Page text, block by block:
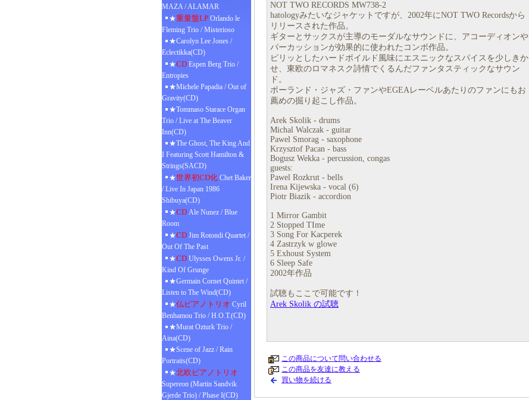
MAZA / ALAMAR
★重量盤LP Orlando le
Fleming Trio / Misterioso
★Carolyn Lee Jones /
Eclectikka(CD)
★CD Espen Berg Trio /
Entropies
★Michele Papadia / Out of
Gravity(CD)
★Tommaso Starace Organ
Trio / Live at The Beaver
Inn(CD)
★The Ghost, The King And
I Featuring Scott Hamilton &
Strings(SACD)
★世界初CD化 Chet Baker
/ Live In Japan 1986
Shibuya(CD)
★CD Ale Nunez / Blue
Room
★CD Jim Rotondi Quartet /
Out Of The Past
★CD Ulysses Owens Jr. /
Kind Of Grunge
★Germain Cornet Quintet /
Listen to The Wind(CD)
★仏ピアノトリオ Cyril
Benhamou Trio / H.O.T.(CD)
★Murat Ozturk Trio /
Aina(CD)
★Scene of Jazz / Rain
Portraits(CD)
★北欧ピアノトリオ
Supereon (Martin Sandvik
Gjerde Trio) / Phase I(CD)
NOT TWO RECORDS MW738-2
hatologyみたいなジャケットですが、2002年にNOT TWO Recordsから
リリースされた作品。
ギターとサックスが主導のモーダルなサウンドに、アコーディオンや
パーカッションが効果的に使われたコンボ作品。
ピリッとしたハードボイルド風味にエスニックなスパイスを少しきか
せ、東欧のロマネスク詩情でくるんだファンタスティックなサウン
ド。
ポーランド・ジャズ・ファンやEGEAレーベルあたりのファンにもお
薦めの掘り起こし作品。
Arek Skolik - drums
Michal Walczak - guitar
Pawel Smorag - saxophone
Krzysztof Pacan - bass
Bogusz Wekka - percussion, congas
guests:
Pawel Rozkrut - bells
Irena Kijewska - vocal (6)
Piotr Biazik - accordion
1 Mirror Gambit
2 Stopped TIme
3 Song For Kacperek
4 Zastrzyk w glowe
5 Exhoust System
6 Sleep Safe
2002年作品
試聴もここで可能です！
Arek Skolik の試聴
この商品について問い合わせる
この商品を友達に教える
買い物を続ける